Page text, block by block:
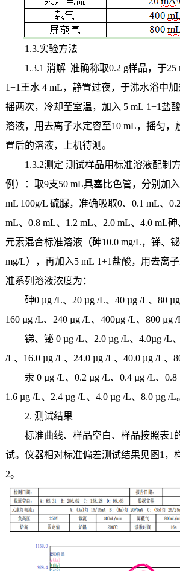
1.3.实验方法
1.3.1 消解 准确称取0.2 g样品，于
1+1王水 4 mL，静置过夜，于沸水浴中
摇两次，冷却至室温，加入 5 mL 1+1盐
溶液，用去离子水定容至10 mL，摇匀，
置后的溶液，上机待测。
1.3.2测定 测试样品用标准溶液配制
例）：取9支50 mL具塞比色管，分别加
mL 100g/L 硫脲，准确吸取0、0.1 mL、
mL、0.8 mL、1.2 mL、2.0 mL、4.0 mL
元素混合标准溶液（砷10.0 mg/L，锑、
mg/L），再加入5 mL 1+1盐酸，用去离
准系列溶液浓度为：
砷0 µg /L、20 µg /L、40 µg /L、80
160 µg /L、240 µg /L、400µg /L、800 µg /
锑、铋 0 µg /L、2.0 µg /L、4.0µg /L
/L、16.0 µg /L、24.0 µg /L、40.0 µg /L、
汞 0 µg /L、0.2 µg /L、0.4 µg /L、0.8
1.6 µg /L、2.4 µg /L、4.0 µg /L、8.0 µg /L
2. 测试结果
标准曲线、样品空白、样品按照表1
试。仪器相对标准偏差测试结果见图1，
2。